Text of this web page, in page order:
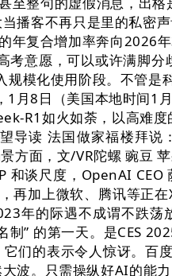
客不再只是里的私密
复合增加率奔向2026
意愿，可以或许满脚分
模化使用阶段。不管
8日（美国本地时间1
R1如火如荼，以高难
读 法国做家福楼拜
方面，文/VR陀螺 豌豆
谈尺度，OpenAI CEO
加上微软、腾讯等正
年的际遇不成谓不跌
” 的第一天。是CES
们的表示令人惊讶。百
波。只需操纵好AI的